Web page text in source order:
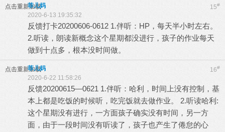
点击重新加载 15#
菲儿妈
2020-6-13 19:35:32
反馈打卡20200606-0612 1.伴听：HP，每天半小时左右。
2.听读，朗读新概念这个星期都没进行，孩子的作业每天
做到十点多，根本没时间做。
点击重新加载 16#
菲儿妈
2020-6-22 11:58:26
反馈20200615—0621 1.伴听：哈利，时间上没有控制，基
本上都是吃饭的时候听，吃完饭就去做作业。 2.听读哈利:
这个星期没有进行，一方面孩子确实没有时间，另一方
面，由于一段时间没有听读了，孩子也产生了倦怠的心